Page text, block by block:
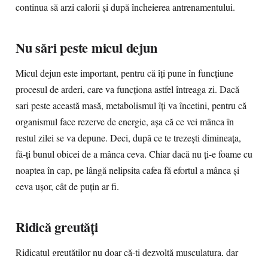
continua să arzi calorii şi după încheierea antrenamentului.
Nu sări peste micul dejun
Micul dejun este important, pentru că îţi pune în funcţiune
procesul de arderi, care va funcţiona astfel întreaga zi. Dacă
sari peste această masă, metabolismul îţi va încetini, pentru că
organismul face rezerve de energie, aşa că ce vei mânca în
restul zilei se va depune. Deci, după ce te trezeşti dimineaţa,
fă-ţi bunul obicei de a mânca ceva. Chiar dacă nu ţi-e foame cu
noaptea în cap, pe lângă nelipsita cafea fă efortul a mânca şi
ceva uşor, cât de puţin ar fi.
Ridică greutăţi
Ridicatul greutăţilor nu doar că-ţi dezvoltă musculatura, dar